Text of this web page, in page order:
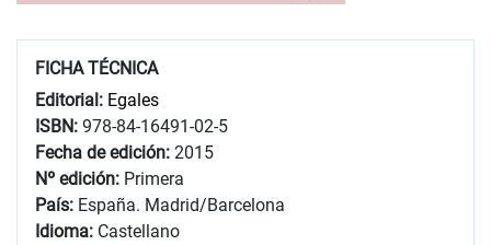
FICHA TÉCNICA
Editorial: Egales
ISBN: 978-84-16491-02-5
Fecha de edición: 2015
Nº edición: Primera
País: España. Madrid/Barcelona
Idioma: Castellano